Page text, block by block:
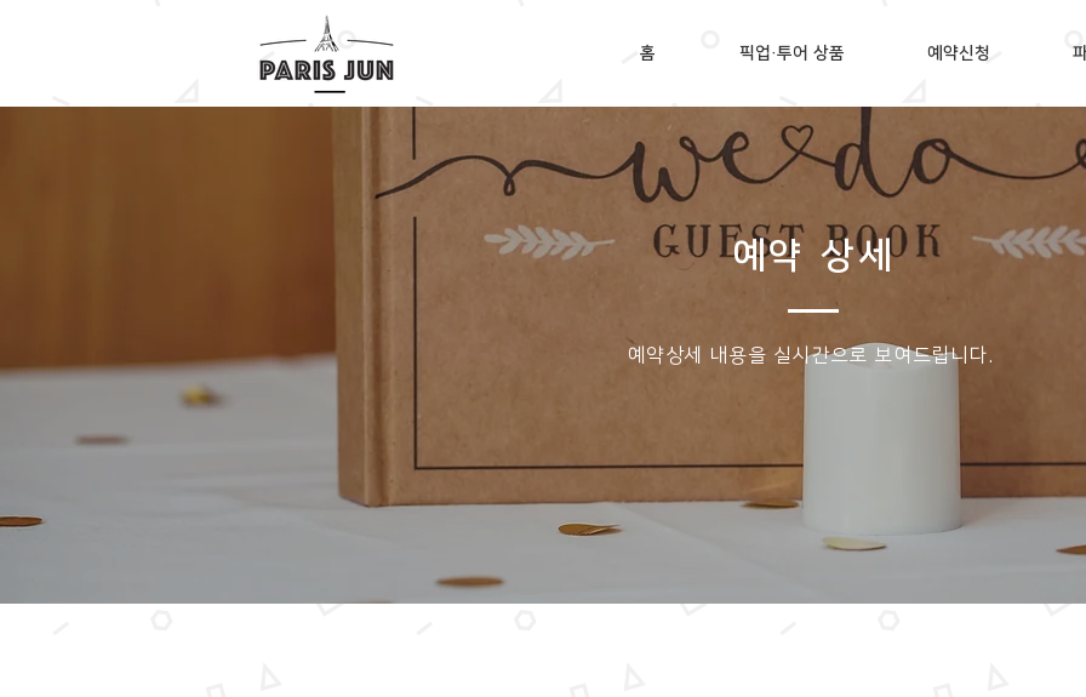
홈 픽업·투어 상품 예약신청
예약 상세
​예약상세 내용을 실시간으로 보여드립니다.